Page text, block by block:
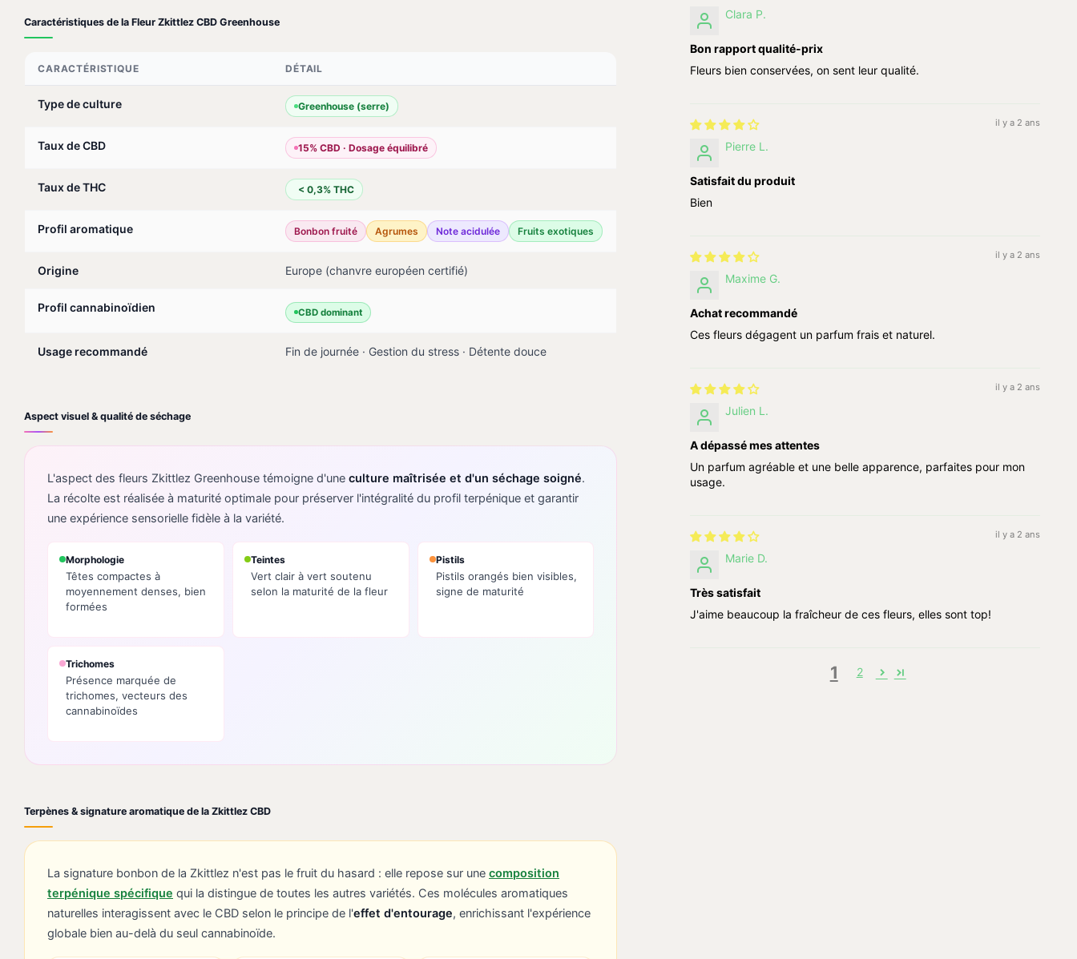
Caractéristiques de la Fleur Zkittlez CBD Greenhouse
CARACTÉRISTIQUE DÉTAIL
Type de culture Greenhouse (serre)
Taux de CBD 15% CBD · Dosage équilibré
Taux de THC < 0,3% THC
Profil aromatique Bonbon fruité Agrumes Note acidulée Fruits exotiques
Origine Europe (chanvre européen certifié)
Profil cannabinoïdien CBD dominant
Usage recommandé Fin de journée · Gestion du stress · Détente douce
Aspect visuel & qualité de séchage
L'aspect des fleurs Zkittlez Greenhouse témoigne d'une culture maîtrisée et d'un séchage soigné.
La récolte est réalisée à maturité optimale pour préserver l'intégralité du profil terpénique et garantir
une expérience sensorielle fidèle à la variété.
Morphologie
Têtes compactes à
moyennement denses, bien
formées
Teintes
Vert clair à vert soutenu
selon la maturité de la fleur
Pistils
Pistils orangés bien visibles,
signe de maturité
Trichomes
Présence marquée de
trichomes, vecteurs des
cannabinoïdes
Terpènes & signature aromatique de la Zkittlez CBD
La signature bonbon de la Zkittlez n'est pas le fruit du hasard : elle repose sur une composition
terpénique spécifique qui la distingue de toutes les autres variétés. Ces molécules aromatiques
naturelles interagissent avec le CBD selon le principe de l'effet d'entourage, enrichissant l'expérience
globale bien au-delà du seul cannabinoïde.
Clara P.
Bon rapport qualité-prix
Fleurs bien conservées, on sent leur qualité.
il y a 2 ans
Pierre L.
Satisfait du produit
Bien
il y a 2 ans
Maxime G.
Achat recommandé
Ces fleurs dégagent un parfum frais et naturel.
il y a 2 ans
Julien L.
A dépassé mes attentes
Un parfum agréable et une belle apparence, parfaites pour mon
usage.
il y a 2 ans
Marie D.
Très satisfait
J'aime beaucoup la fraîcheur de ces fleurs, elles sont top!
1 2